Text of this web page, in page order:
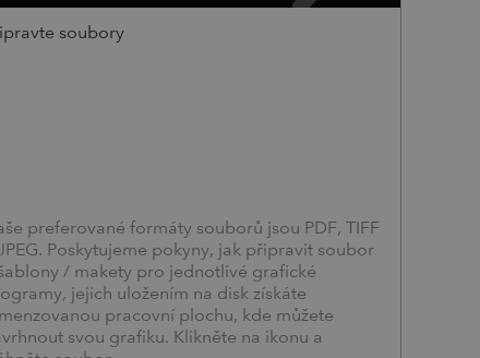
soubory
preferované formáty souborů jsou PDF, TIFF
Poskytujeme pokyny, jak připravit soubor
/ makety pro jednotlivé grafické
jejich uložením na disk získáte
pracovní plochu, kde můžete
svou grafiku. Klikněte na ikonu a